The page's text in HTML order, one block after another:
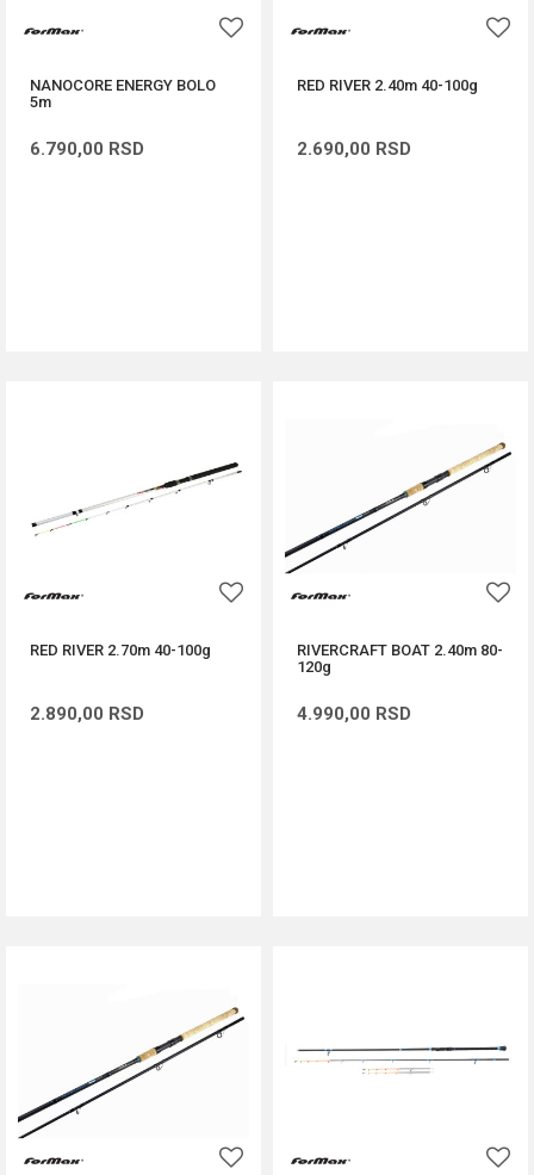
NANOCORE ENERGY BOLO
5m
6.790,00 RSD
RED RIVER 2.40m 40-100g
2.690,00 RSD
RED RIVER 2.70m 40-100g
2.890,00 RSD
RIVERCRAFT BOAT 2.40m 80-
120g
4.990,00 RSD